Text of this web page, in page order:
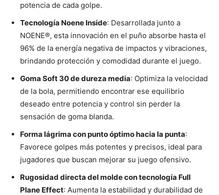
potencia de cada golpe.
Tecnología Noene Inside: Desarrollada junto a
NOENE®, esta innovación en el puño absorbe hasta el
96% de la energía negativa de impactos y vibraciones,
brindando protección y comodidad durante el juego.
Goma Soft 30 de dureza media: Optimiza la velocidad
de la bola, permitiendo encontrar ese equilibrio
deseado entre potencia y control sin perder la
sensación de goma blanda.
Forma lágrima con punto óptimo hacia la punta:
Favorece golpes más potentes y precisos, ideal para
jugadores que buscan mejorar su juego ofensivo.
Rugosidad directa del molde con tecnología Full
Plane Effect: Aumenta la estabilidad y durabilidad de